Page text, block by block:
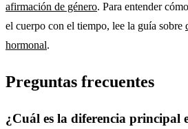
afirmación de género. Para entender
el cuerpo con el tiempo, lee la guía sobre
hormonal.
Preguntas frecuentes
¿Cuál es la diferencia principal